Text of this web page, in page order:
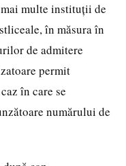
multe instituții de
în măsura în
de admitere
permit
în care se
numărului de